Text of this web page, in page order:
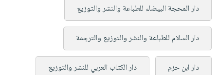
دار المحجة البيضاء للطباعة والنشر والتوزيع
دار السلام للطباعة والنشر والتوزيع والترجمة
دار ابن حزم دار الكتاب العربي للنشر والتوزيع